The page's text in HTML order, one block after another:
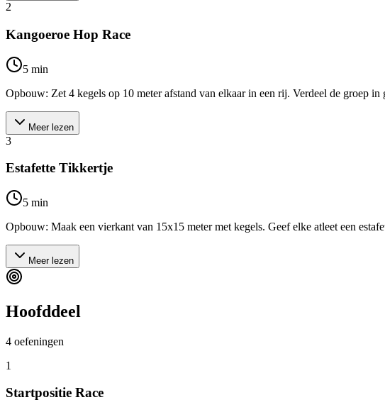
2
Kangoeroe Hop Race
5 min
Opbouw: Zet 4 kegels op 10 meter afstand van elkaar in een rij. Verdeel de groep
Meer lezen
3
Estafette Tikkertje
5 min
Opbouw: Maak een vierkant van 15x15 meter met kegels. Geef elke atleet een
Meer lezen
Hoofddeel
4 oefeningen
1
Startpositie Race